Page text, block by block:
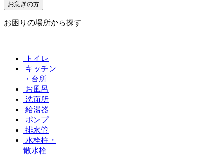
お急ぎの方
お困りの場所から探す
トイレ
キッチン
・台所
お風呂
洗面所
給湯器
ポンプ
排水管
水栓柱・
散水栓